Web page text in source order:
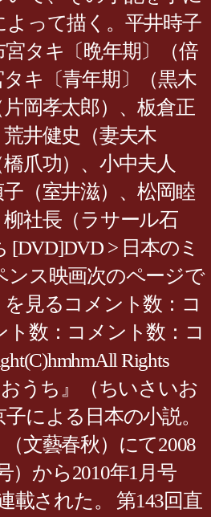
よって描く。平井時子
宮タキ〔晩年期〕（倍
キ〔青年期〕（黒木
岡孝太郎）、板倉正
井健史（妻夫木
爪功）、小中夫人
子（室井滋）、松岡睦
社長（ラサール石
> 日本のミ
ンス映画次のページで
見るコメント数：コ
ト数：コメント数：コ
Rights
おうち』（ちいさいお
による日本の小説。
（文藝春秋）にて2008
）から2010年1月号
載された。 第143回直